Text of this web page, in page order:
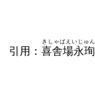
引用： 喜舎場永珣
きしゃばえいじゅん